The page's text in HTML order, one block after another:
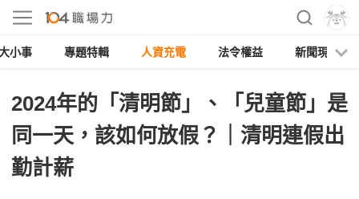
小事 專題特輯 人資充電 法令權益 新聞現場
2024年的「清明節」、「兒童節」是
同一天，該如何放假？｜清明連假出
勤計薪